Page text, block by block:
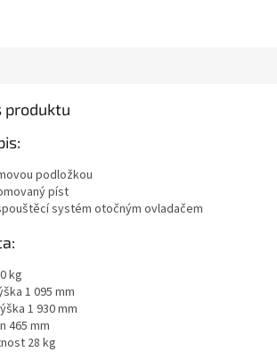
produktu
podložkou
píst
systém otočným ovladačem
kg
1 095 mm
1 930 mm
465 mm
28 kg